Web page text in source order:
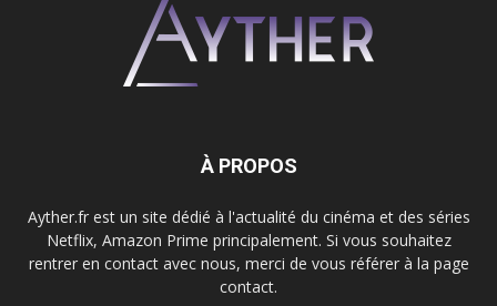
À PROPOS
Ayther.fr est un site dédié à l'actualité du cinéma et des séries
Netflix, Amazon Prime principalement. Si vous souhaitez
rentrer en contact avec nous, merci de vous référer à la page
contact.